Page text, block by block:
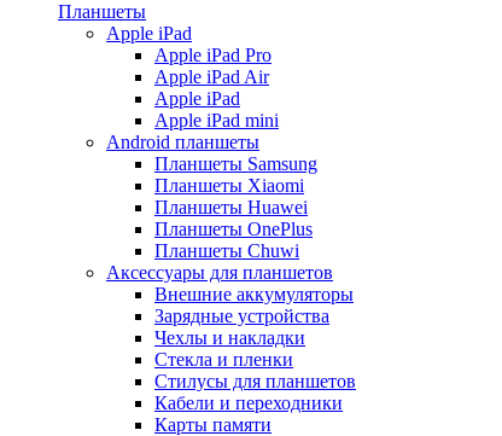
Планшеты
Apple iPad
Apple iPad Pro
Apple iPad Air
Apple iPad
Apple iPad mini
Android планшеты
Планшеты Samsung
Планшеты Xiaomi
Планшеты Huawei
Планшеты OnePlus
Планшеты Chuwi
Аксессуары для планшетов
Внешние аккумуляторы
Зарядные устройства
Чехлы и накладки
Стекла и пленки
Стилусы для планшетов
Кабели и переходники
Карты памяти